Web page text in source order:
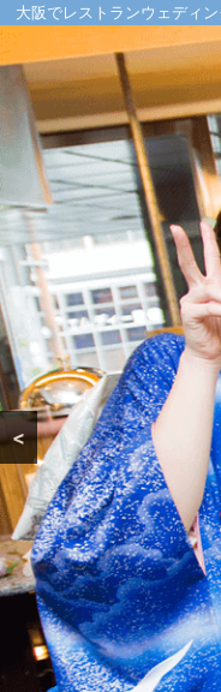
大阪でレストランウェディ
<